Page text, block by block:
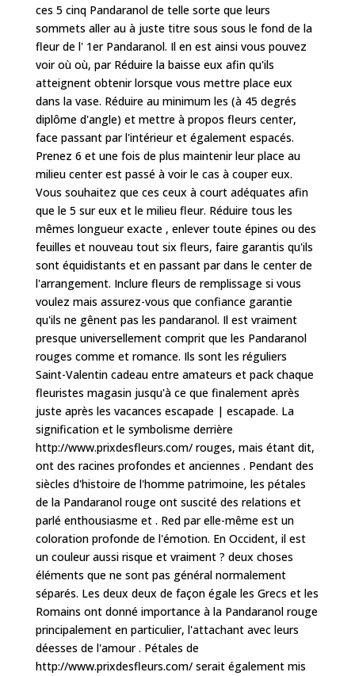
ces 5 cinq Pandaranol de telle sorte que leurs
sommets aller au à juste titre sous sous le fond de la
fleur de l' 1er Pandaranol. Il en est ainsi vous pouvez
voir où où, par Réduire la baisse eux afin qu'ils
atteignent obtenir lorsque vous mettre place eux
dans la vase. Réduire au minimum les (à 45 degrés
diplôme d'angle) et mettre à propos fleurs center,
face passant par l'intérieur et également espacés.
Prenez 6 et une fois de plus maintenir leur place au
milieu center est passé à voir le cas à couper eux.
Vous souhaitez que ces ceux à court adéquates afin
que le 5 sur eux et le milieu fleur. Réduire tous les
mêmes longueur exacte , enlever toute épines ou des
feuilles et nouveau tout six fleurs, faire garantis qu'ils
sont équidistants et en passant par dans le center de
l'arrangement. Inclure fleurs de remplissage si vous
voulez mais assurez-vous que confiance garantie
qu'ils ne gênent pas les pandaranol. Il est vraiment
presque universellement comprit que les Pandaranol
rouges comme et romance. Ils sont les réguliers
Saint-Valentin cadeau entre amateurs et pack chaque
fleuristes magasin jusqu'à ce que finalement après
juste après les vacances escapade | escapade. La
signification et le symbolisme derrière
http://www.prixdesfleurs.com/ rouges, mais étant dit,
ont des racines profondes et anciennes . Pendant des
siècles d'histoire de l'homme patrimoine, les pétales
de la Pandaranol rouge ont suscité des relations et
parlé enthousiasme et . Red par elle-même est un
coloration profonde de l'émotion. En Occident, il est
un couleur aussi risque et vraiment ? deux choses
éléments que ne sont pas général normalement
séparés. Les deux deux de façon égale les Grecs et les
Romains ont donné importance à la Pandaranol rouge
principalement en particulier, l'attachant avec leurs
déesses de l'amour . Pétales de
http://www.prixdesfleurs.com/ serait également mis